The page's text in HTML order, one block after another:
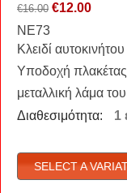
€16.00 €12.00
ΝΕ73
Κλειδί
Υποδοχή
μεταλλική λάμα
Διαθεσιμότητα:
1
SELECT A